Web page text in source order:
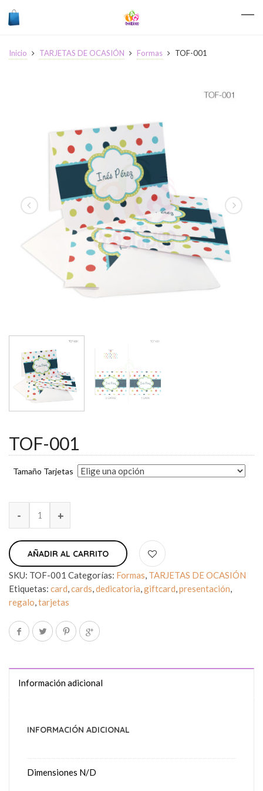
Inicio TARJETAS DE OCASIÓN Formas TOF-001
TOF-001
Tamaño Tarjetas
AÑADIR AL CARRITO
SKU: TOF-001 Categorías: Formas, TARJETAS DE OCASIÓN
Etiquetas: card,cards,dedicatoria,giftcard,presentación,
regalo,tarjetas
Información adicional
INFORMACIÓN ADICIONAL
Dimensiones N/D